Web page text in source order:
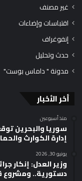
غير مصنف
اقتباسات وإضاءات
إنفوغراف
حدث وتحليل
مدونة " داماس بوست"
أخر الأخبار
منذ أسبوعين
سوريا والبحرين
إدارة الكوارث
يونيو 30, 2026
وزير العدل: إنكار
دستورية..